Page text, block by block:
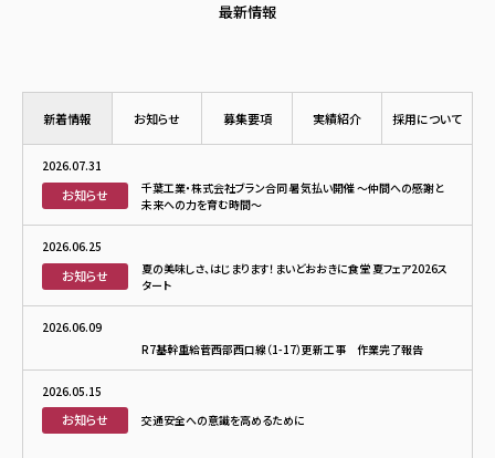
最新情報
新着情報 お知らせ 募集要項 実績紹介 採用について
2026.07.31
お知らせ
千葉工業・株式会社ブラン合同 暑気払い開催 ～仲間への感謝と
未来への力を育む時間～
2026.06.25
お知らせ
夏の美味しさ、はじまります！まいどおおきに食堂 夏フェア2026ス
タート
2026.06.09
R7基幹重給菅西部西口線（1-17）更新工事 作業完了報告
2026.05.15
お知らせ 交通安全への意識を高めるために